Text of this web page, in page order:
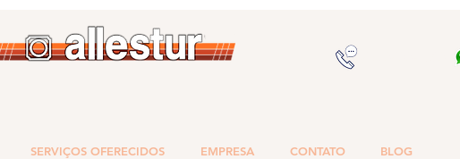
SERVIÇOS OFERECIDOS EMPRESA CONTATO BLOG